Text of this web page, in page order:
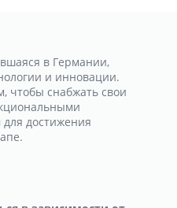
в Германии,
и инновации.
чтобы снабжать свои
достижения